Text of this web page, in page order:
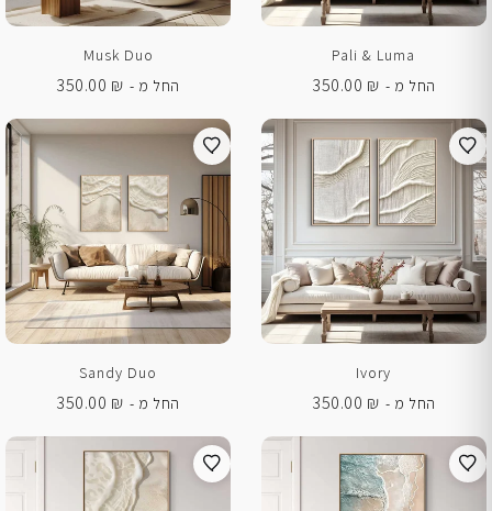
Pali & Luma
החל מ -
350.00 ₪
Musk Duo
החל מ -
350.00 ₪
Ivory
החל מ -
350.00 ₪
Sandy Duo
החל מ -
350.00 ₪